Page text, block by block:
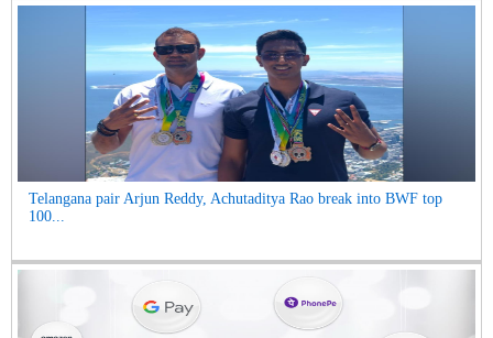
Telangana pair Arjun Reddy, Achutaditya Rao break into BWF top
100...